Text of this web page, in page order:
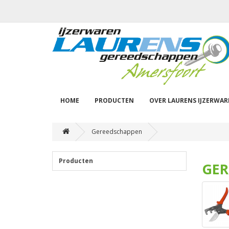
HOME PRODUCTEN OVER LAURENS
Gereedschappen
Producten